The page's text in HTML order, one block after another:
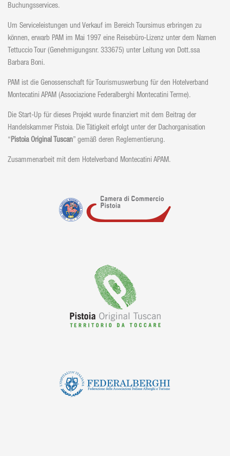
Buchungsservices.
Um Serviceleistungen und Verkauf im Bereich Toursimus erbringen zu
können, erwarb PAM im Mai 1997 eine Reisebüro-Lizenz unter dem Namen
Tettuccio Tour (Genehmigungsnr. 333675) unter Leitung von Dott.ssa
Barbara Boni.
PAM ist die Genossenschaft für Tourismuswerbung für den Hotelverband
Montecatini APAM (Associazione Federalberghi Montecatini Terme).
Die Start-Up für dieses Projekt wurde finanziert mit dem Beitrag der
Handelskammer Pistoia. Die Tätigkeit erfolgt unter der Dachorganisation
“Pistoia Original Tuscan” gemäß deren Reglementierung.
Zusammenarbeit mit dem Hotelverband Montecatini APAM.